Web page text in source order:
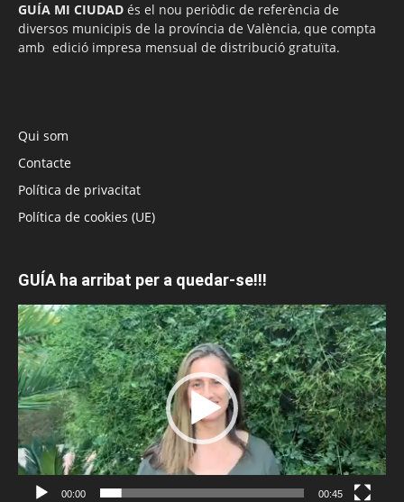
GUÍA MI CIUDAD és el nou periòdic de referència de
diversos municipis de la província de València, que compta
amb edició impresa mensual de distribució gratuïta.
Qui som
Contacte
Política de privacitat
Política de cookies (UE)
GUÍA ha arribat per a quedar-se!!!
Reproductor
de
vídeo
00:00 00:45